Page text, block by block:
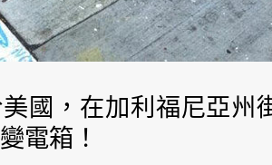
國，在加利福尼亞州
電箱！